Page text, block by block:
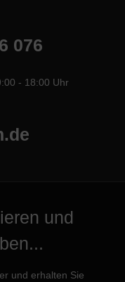
076
- 18:00 Uhr
und
und erhalten Sie